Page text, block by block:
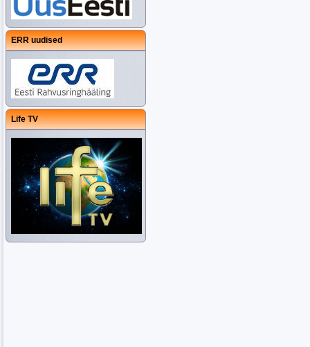
ERR uudised
Life TV